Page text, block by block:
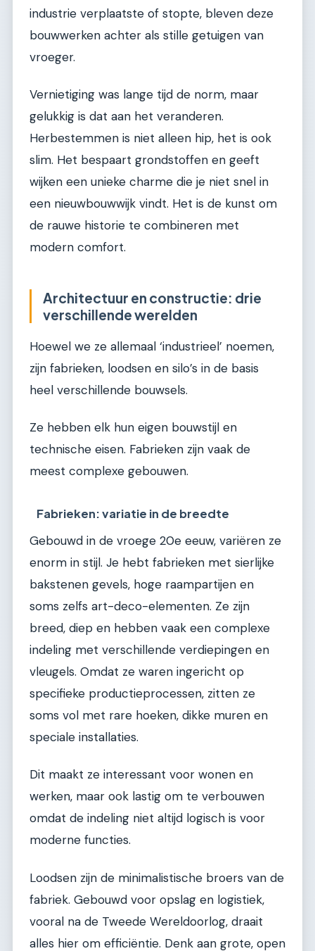
industrie verplaatste of stopte, bleven deze
bouwwerken achter als stille getuigen van
vroeger.
Vernietiging was lange tijd de norm, maar
gelukkig is dat aan het veranderen.
Herbestemmen is niet alleen hip, het is ook
slim. Het bespaart grondstoffen en geeft
wijken een unieke charme die je niet snel in
een nieuwbouwwijk vindt. Het is de kunst om
de rauwe historie te combineren met
modern comfort.
Architectuur en constructie: drie
verschillende werelden
Hoewel we ze allemaal ‘industrieel’ noemen,
zijn fabrieken, loodsen en silo’s in de basis
heel verschillende bouwsels.
Ze hebben elk hun eigen bouwstijl en
technische eisen. Fabrieken zijn vaak de
meest complexe gebouwen.
Fabrieken: variatie in de breedte
Gebouwd in de vroege 20e eeuw, variëren ze
enorm in stijl. Je hebt fabrieken met sierlijke
bakstenen gevels, hoge raampartijen en
soms zelfs art-deco-elementen. Ze zijn
breed, diep en hebben vaak een complexe
indeling met verschillende verdiepingen en
vleugels. Omdat ze waren ingericht op
specifieke productieprocessen, zitten ze
soms vol met rare hoeken, dikke muren en
speciale installaties.
Dit maakt ze interessant voor wonen en
werken, maar ook lastig om te verbouwen
omdat de indeling niet altijd logisch is voor
moderne functies.
Loodsen zijn de minimalistische broers van de
fabriek. Gebouwd voor opslag en logistiek,
vooral na de Tweede Wereldoorlog, draait
alles hier om efficiëntie. Denk aan grote, open